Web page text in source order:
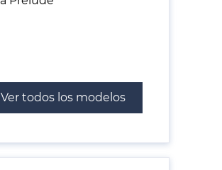
Ver todos los modelos